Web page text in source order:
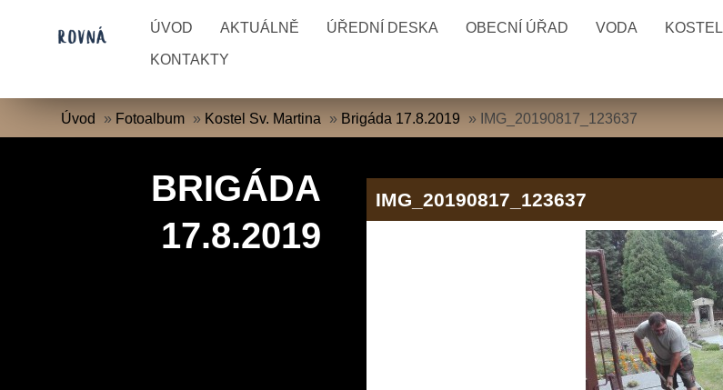
ÚVOD AKTUÁLNĚ ÚŘEDNÍ DESKA OBECNÍ ÚŘAD VODA KOSTEL
KONTAKTY
Úvod » Fotoalbum » Kostel Sv. Martina » Brigáda 17.8.2019 » IMG_20190817_123637
BRIGÁDA
17.8.2019
IMG_20190817_123637